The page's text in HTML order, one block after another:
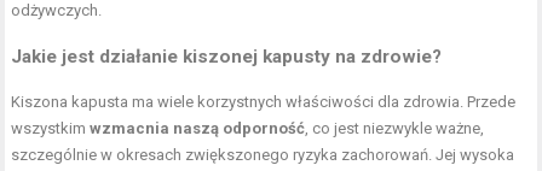
odżywczych.
Jakie jest działanie kiszonej kapusty na zdrowie?
Kiszona kapusta ma wiele korzystnych właściwości dla zdrowia. Przede
wszystkimwzmacnia naszą odporność, co jest niezwykle ważne,
szczególnie w okresach zwiększonego ryzyka zachorowań. Jej wysoka